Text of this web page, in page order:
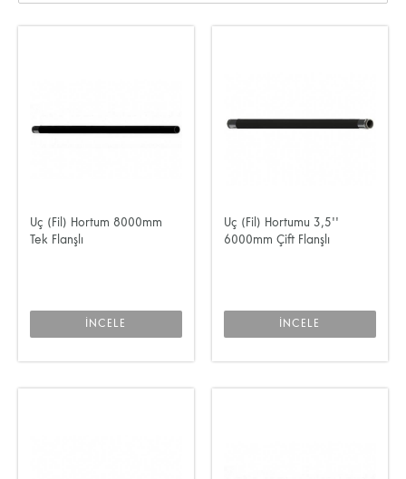
Uç (Fil) Hortum 8000mm
Tek Flanşlı
İNCELE
Uç (Fil) Hortumu 3,5''
6000mm Çift Flanşlı
İNCELE